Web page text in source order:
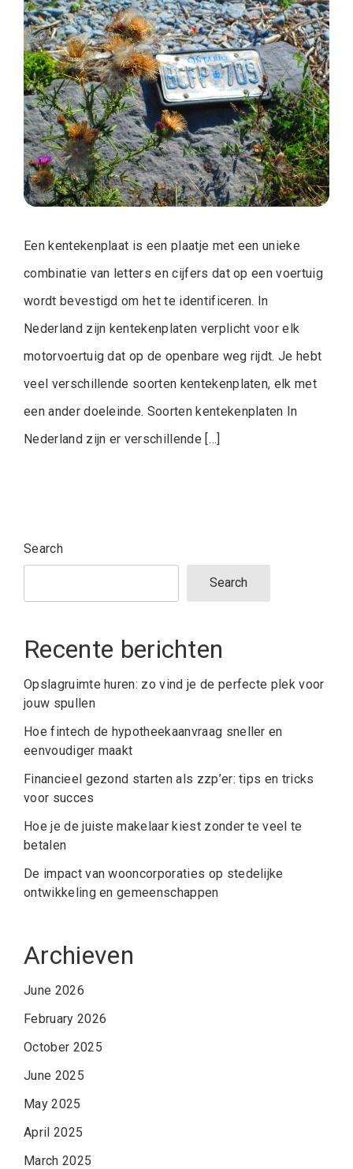
Een kentekenplaat is een plaatje met een unieke
combinatie van letters en cijfers dat op een voertuig
wordt bevestigd om het te identificeren. In
Nederland zijn kentekenplaten verplicht voor elk
motorvoertuig dat op de openbare weg rijdt. Je hebt
veel verschillende soorten kentekenplaten, elk met
een ander doeleinde. Soorten kentekenplaten In
Nederland zijn er verschillende […]
Search
Search
Recente berichten
Opslagruimte huren: zo vind je de perfecte plek voor
jouw spullen
Hoe fintech de hypotheekaanvraag sneller en
eenvoudiger maakt
Financieel gezond starten als zzp’er: tips en tricks
voor succes
Hoe je de juiste makelaar kiest zonder te veel te
betalen
De impact van wooncorporaties op stedelijke
ontwikkeling en gemeenschappen
Archieven
June 2026
February 2026
October 2025
June 2025
May 2025
April 2025
March 2025